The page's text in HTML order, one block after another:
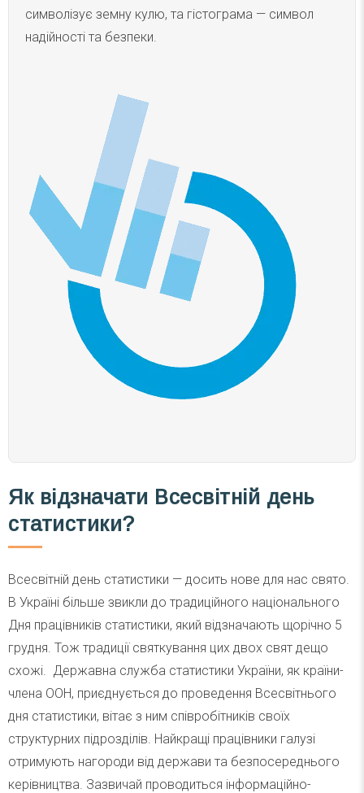
символізує земну кулю, та гістограма — символ
надійності та безпеки.
Як відзначати Всесвітній день
статистики?
Всесвітній день статистики — досить нове для нас свято.
В Україні більше звикли до традиційного національного
Дня працівників статистики, який відзначають щорічно 5
грудня. Тож традиції святкування цих двох свят дещо
схожі. Державна служба статистики України, як країни-
члена ООН, приєднується до проведення Всесвітнього
дня статистики, вітає з ним співробітників своїх
структурних підрозділів. Найкращі працівники галузі
отримують нагороди від держави та безпосереднього
керівництва. Зазвичай проводиться інформаційно-